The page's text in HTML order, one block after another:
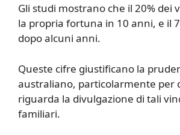
Gli studi mostrano che il 20% dei
la propria fortuna in 10 anni, e il
dopo alcuni anni.
Queste cifre giustificano la
australiano, particolarmente per
riguarda la divulgazione di tali
familiari.